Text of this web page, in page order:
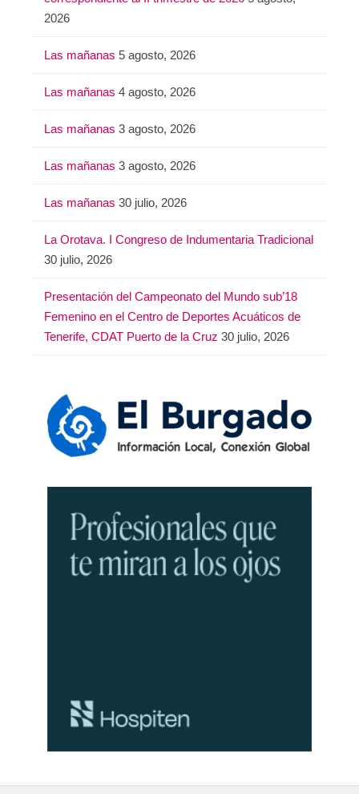
2026
Las mañanas 5 agosto, 2026
Las mañanas 4 agosto, 2026
Las mañanas 3 agosto, 2026
Las mañanas 3 agosto, 2026
Las mañanas 30 julio, 2026
La Orotava. I Congreso de Indumentaria Tradicional
30 julio, 2026
Presentación del Campeonato del Mundo sub’18
Femenino en el Centro de Deportes Acuáticos de
Tenerife, CDAT Puerto de la Cruz 30 julio, 2026